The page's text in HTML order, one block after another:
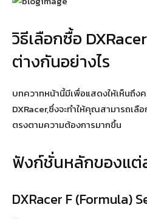
วิธีเลือกซื้อ
ต่างกันอย่างไร
บทควาทหน้านี้มีเพื่อแสดงให้เห็นถึง
DXRacer,ซึ่งจะทำให้คุณสามารถเลื
ตรงตามความต้องการมากขึ้น
ฟังก์ชั่นหลักของแต่
DXRacer F (Formula)